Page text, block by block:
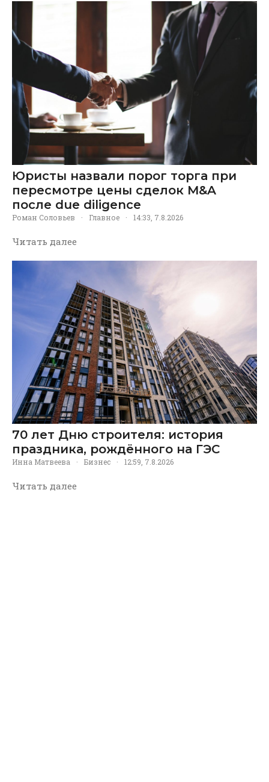
Юристы назвали порог торга при
пересмотре цены сделок M&A
после due diligence
Роман Соловьев · Главное · 14:33, 7.8.2026
Читать далее
70 лет Дню строителя: история
праздника, рождённого на ГЭС
Инна Матвеева · Бизнес · 12:59, 7.8.2026
Читать далее